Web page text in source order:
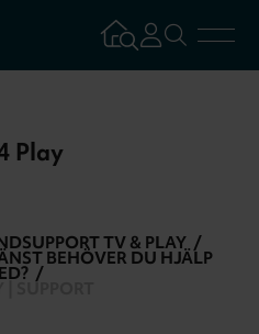
Play
TV & PLAY
BEHÖVER DU HJÄLP